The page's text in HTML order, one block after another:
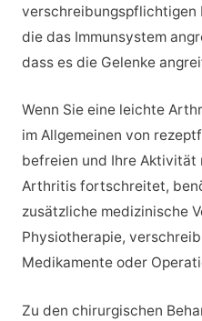
verschreibungspflichtigen
die das Immunsystem
dass es die Gelenke
Wenn Sie eine leichte
im Allgemeinen von
befreien und Ihre Aktivität
Arthritis fortschreitet,
zusätzliche medizinische
Physiotherapie,
Medikamente oder
Zu den chirurgischen